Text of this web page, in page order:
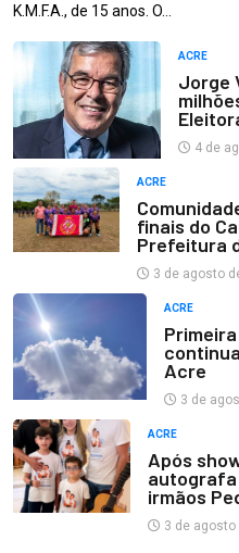
K.M.F.A., de 15 anos. O…
ACRE
Jorge
4 de
ACRE
finais do
Prefeitura
3 de agosto
ACRE
Acre
3 de
ACRE
Após
autografa
irmãos
3 de agosto